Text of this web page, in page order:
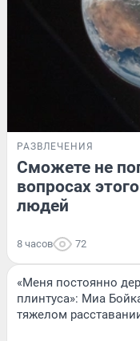
РАЗВЛЕЧЕНИЯ
Сможете не
вопросах
людей
8 часов 72
«Меня постоянно
плинтуса»: Миа
тяжелом